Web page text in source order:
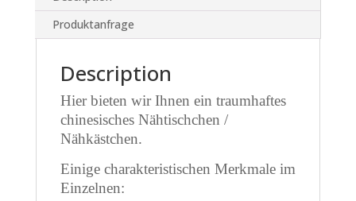
Produktanfrage
Description
Hier bieten wir Ihnen ein traumhaftes
chinesisches Nähtischchen /
Nähkästchen.
Einige charakteristischen Merkmale im
Einzelnen: